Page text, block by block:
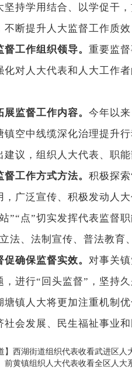
学用结合、以学促干，
不断提升人大监督工作质
督工作组织领导。 重要监
化对人大代表和人大工作
展监督工作内容。 今年以
镇空中线缆深化治理提升
建议，组织人大代表、职
工作方式方法。 积极探
，广泛宣传、积极发动人
”“点”切实发挥代表监督
法、法制宣传、普法教育
促确保监督实效。 对事关
进行“回头监督”，坚持
人大将更加注重机制优
社会发展、民生福祉事业
】西湖街道组织代表收看武进区
前黄镇组织人大代表收看全区人